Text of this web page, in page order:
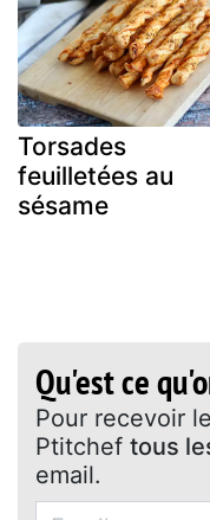
Torsades
feuilletées au
sésame
Qu'est ce
Pour recevoir le
Ptitchef tous
email.